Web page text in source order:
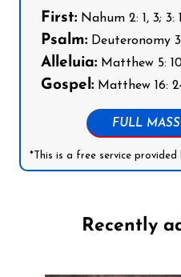
First: Nahum 2: 1, 3; 3:
Psalm: Deuteronomy
Alleluia: Matthew 5:
Gospel: Matthew 16:
FULL
*This is a free service provided
Recently